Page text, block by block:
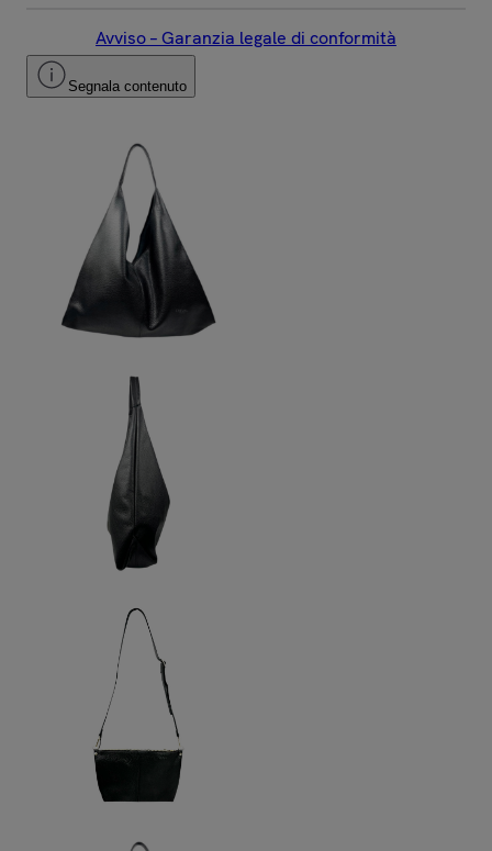
Avviso – Garanzia legale di conformità
Segnala contenuto